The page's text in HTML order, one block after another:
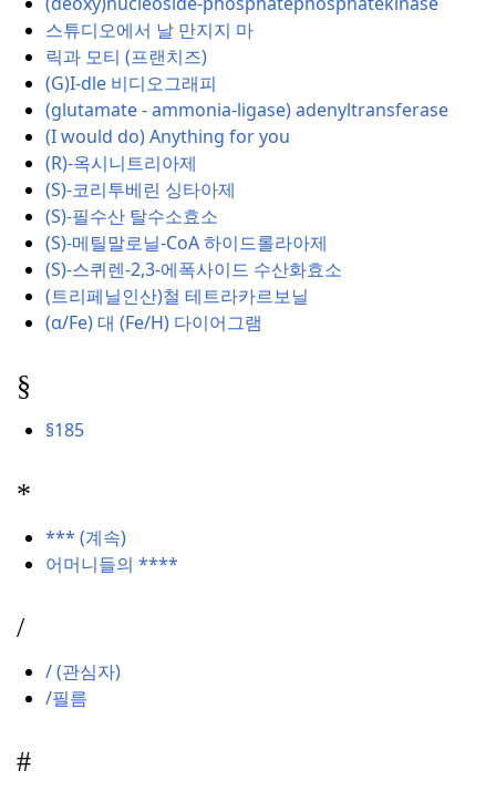
스튜디오에서 날 만지지 마
릭과 모티 (프랜치즈)
(G)I-dle 비디오그래피
(glutamate - ammonia-ligase) adenyltransferase
(I would do) Anything for you
(R)-옥시니트리아제
(S)-코리투베린 싱타아제
(S)-필수산 탈수소효소
(S)-메틸말로닐-CoA 하이드롤라아제
(S)-스퀴렌-2,3-에폭사이드 수산화효소
(트리페닐인산)철 테트라카르보닐
(α/Fe) 대 (Fe/H) 다이어그램
§
§185
*
*** (계속)
어머니들의 ****
/
/ (관심자)
/필름
#